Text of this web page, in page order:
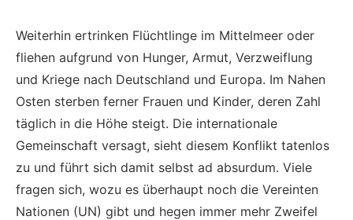
Weiterhin ertrinken Flüchtlinge im Mittelmeer oder
fliehen aufgrund von Hunger, Armut, Verzweiflung
und Kriege nach Deutschland und Europa. Im Nahen
Osten sterben ferner Frauen und Kinder, deren Zahl
täglich in die Höhe steigt. Die internationale
Gemeinschaft versagt, sieht diesem Konflikt tatenlos
zu und führt sich damit selbst ad absurdum. Viele
fragen sich, wozu es überhaupt noch die Vereinten
Nationen (UN) gibt und hegen immer mehr Zweifel